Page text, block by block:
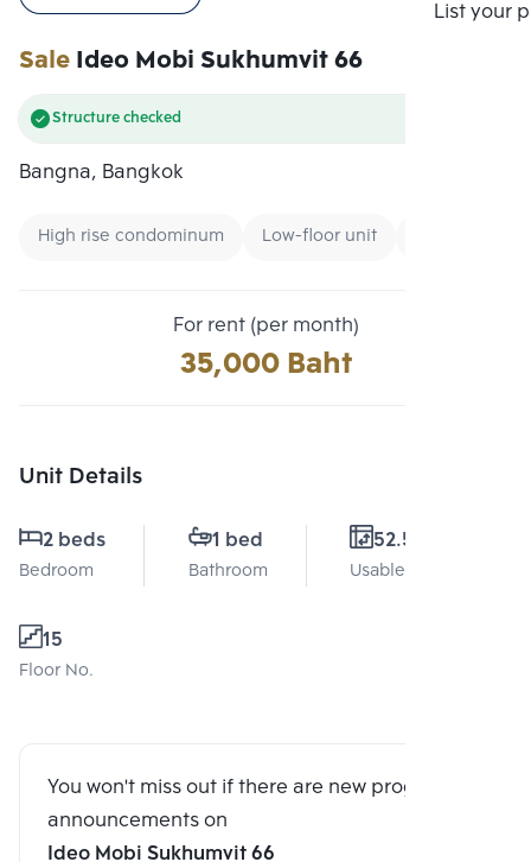
List your
SaleIdeo Mobi Sukhumvit 66
Structure checked
Bangna, Bangkok
High rise condominum Low-floor unit
For rent (per month)
35,000 Baht
Unit Details
2 beds
Bedroom
1 bed
Bathroom
52.5 Sq.m.
Usable area
15
Floor No.
You won't miss out if there are new program
announcements on
Ideo Mobi Sukhumvit 66